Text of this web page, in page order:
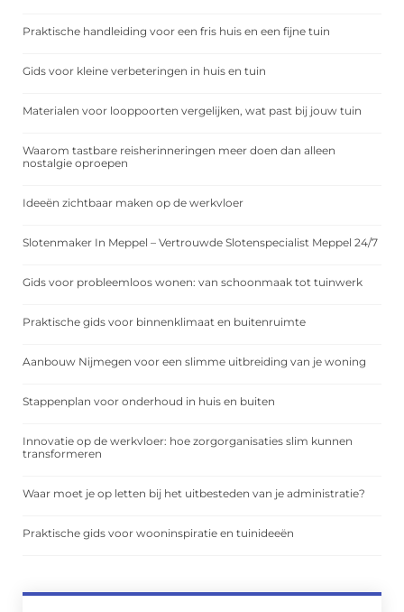
Praktische handleiding voor een fris huis en een fijne tuin
Gids voor kleine verbeteringen in huis en tuin
Materialen voor looppoorten vergelijken, wat past bij jouw tuin
Waarom tastbare reisherinneringen meer doen dan alleen
nostalgie oproepen
Ideeën zichtbaar maken op de werkvloer
Slotenmaker In Meppel – Vertrouwde Slotenspecialist Meppel 24/7
Gids voor probleemloos wonen: van schoonmaak tot tuinwerk
Praktische gids voor binnenklimaat en buitenruimte
Aanbouw Nijmegen voor een slimme uitbreiding van je woning
Stappenplan voor onderhoud in huis en buiten
Innovatie op de werkvloer: hoe zorgorganisaties slim kunnen
transformeren
Waar moet je op letten bij het uitbesteden van je administratie?
Praktische gids voor wooninspiratie en tuinideeën